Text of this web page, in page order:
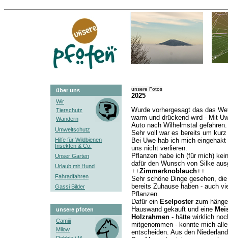
über uns
Wir
Tierschutz
Wandern
Umweltschutz
Hilfe für Wildbienen
Insekten & Co.
Unser Garten
Urlaub mit Hund
Fahradfahren
Gassi Bilder
unsere pfoten
Camiii
Milow
unsere Fotos
2025
Wurde vorhergesagt das das
warm und drückend wird - Mit
Auto nach Wilhelmstal gefahren.
Sehr voll war es bereits um kurz
Bei Uwe hab ich mich eingehakt
uns nicht verlieren.
Pflanzen habe ich (für mich)
dafür den Wunsch von Silke
++Zimmerknoblauch++
Sehr schöne Dinge gesehen,
bereits Zuhause haben - auch
Pflanzen.
Dafür ein Eselposter zum
Hauswand gekauft und eine
Holzrahmen - hätte wirklich
mitgenommen - konnte mich
entscheiden. Aus den